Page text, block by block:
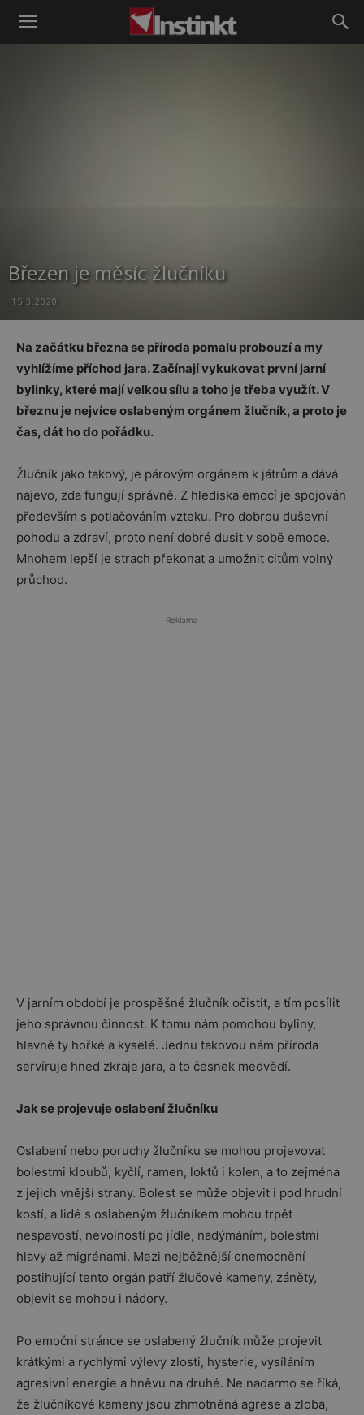
Instinkt
Březen je měsíc žlučníku
15.3.2020
Na začátku března se příroda pomalu probouzí a my
vyhlížíme příchod jara. Začínají vykukovat první jarní
bylinky, které mají velkou sílu a toho je třeba využít. V
březnu je nejvíce oslabeným orgánem žlučník, a proto je
čas, dát ho do pořádku.
Žlučník jako takový, je párovým orgánem k játrům a dává
najevo, zda fungují správně. Z hlediska emocí je spojován
především s potlačováním vzteku. Pro dobrou duševní
pohodu a zdraví, proto není dobré dusit v sobě emoce.
Mnohem lepší je strach překonat a umožnit citům volný
průchod.
Reklama
V jarním období je prospěšné žlučník očistit, a tím posílit
jeho správnou činnost. K tomu nám pomohou byliny,
hlavně ty hořké a kyselé. Jednu takovou nám příroda
servíruje hned zkraje jara, a to česnek medvědí.
Jak se projevuje oslabení žlučníku
Oslabení nebo poruchy žlučníku se mohou projevovat
bolestmi kloubů, kyčlí, ramen, loktů i kolen, a to zejména
z jejich vnější strany. Bolest se může objevit i pod hrudní
kostí, a lidé s oslabeným žlučníkem mohou trpět
nespavostí, nevolností po jídle, nadýmáním, bolestmi
hlavy až migrénami. Mezi nejběžnější onemocnění
postihující tento orgán patří žlučové kameny, záněty,
objevit se mohou i nádory.
Po emoční stránce se oslabený žlučník může projevit
krátkými a rychlými výlevy zlosti, hysterie, vysíláním
agresivní energie a hněvu na druhé. Ne nadarmo se říká,
že žlučníkové kameny jsou zhmotněná agrese a zloba,